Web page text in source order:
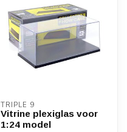
TRIPLE 9
Vitrine plexiglas voor
1:24 model